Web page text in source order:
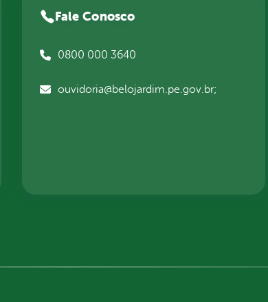
Fale Conosco
0800 000 3640
ouvidoria@belojardim.pe.gov.br;